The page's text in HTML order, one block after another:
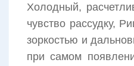
Холодный,
чувство рассудку,
зоркостью и
при самом